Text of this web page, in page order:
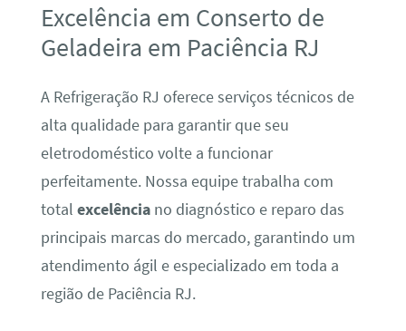
Excelência em Conserto de
Geladeira em Paciência RJ
A Refrigeração RJ oferece serviços técnicos de
alta qualidade para garantir que seu
eletrodoméstico volte a funcionar
perfeitamente. Nossa equipe trabalha com
total excelênciano diagnóstico e reparo das
principais marcas do mercado, garantindo um
atendimento ágil e especializado em toda a
região de Paciência RJ.